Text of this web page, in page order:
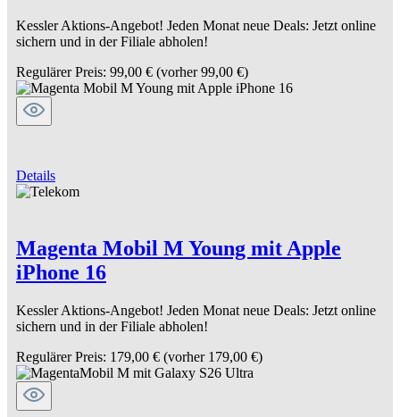
Kessler Aktions-Angebot! Jeden Monat neue Deals: Jetzt online
sichern und in der Filiale abholen!
Regulärer Preis: 99,00 € (vorher 99,00 €)
Details
Magenta Mobil M Young mit Apple
iPhone 16
Kessler Aktions-Angebot! Jeden Monat neue Deals: Jetzt online
sichern und in der Filiale abholen!
Regulärer Preis: 179,00 € (vorher 179,00 €)